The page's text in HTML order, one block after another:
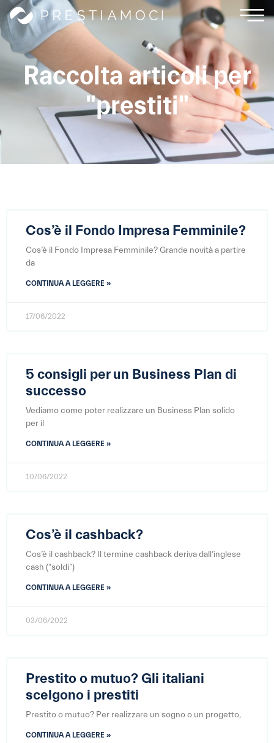
Raccolta articoli per
"prestiti"
Cos’è il Fondo Impresa Femminile?
Cos’è il Fondo Impresa Femminile? Grande novità a partire
da
CONTINUA A LEGGERE »
17/06/2022
5 consigli per un Business Plan di
successo
Vediamo come poter realizzare un Business Plan solido
per il
CONTINUA A LEGGERE »
10/06/2022
Cos’è il cashback?
Cos’è il cashback? Il termine cashback deriva dall’inglese
cash (“soldi”)
CONTINUA A LEGGERE »
03/06/2022
Prestito o mutuo? Gli italiani
scelgono i prestiti
Prestito o mutuo? Per realizzare un sogno o un progetto,
CONTINUA A LEGGERE »